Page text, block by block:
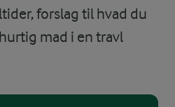
forslag til hvad du
mad i en travl